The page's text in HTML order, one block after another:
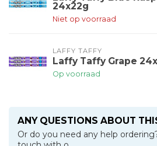
24x22g
Niet op voorraad
LAFFY TAFFY
Laffy Taffy Grape
Op voorraad
ANY QUESTIONS ABOUT
Or do you need any help